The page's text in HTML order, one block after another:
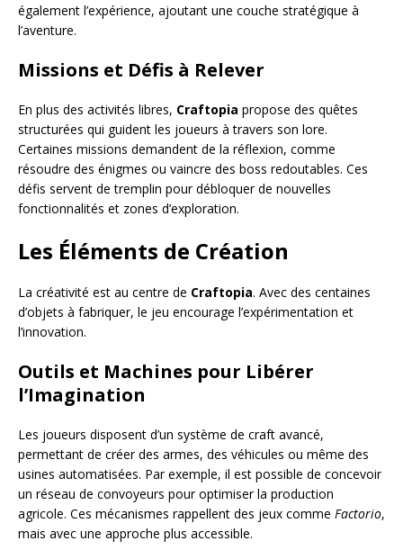
également l’expérience, ajoutant une couche stratégique à
l’aventure.
Missions et Défis à Relever
En plus des activités libres, Craftopia propose des quêtes
structurées qui guident les joueurs à travers son lore.
Certaines missions demandent de la réflexion, comme
résoudre des énigmes ou vaincre des boss redoutables. Ces
défis servent de tremplin pour débloquer de nouvelles
fonctionnalités et zones d’exploration.
Les Éléments de Création
La créativité est au centre de Craftopia. Avec des centaines
d’objets à fabriquer, le jeu encourage l’expérimentation et
l’innovation.
Outils et Machines pour Libérer
l’Imagination
Les joueurs disposent d’un système de craft avancé,
permettant de créer des armes, des véhicules ou même des
usines automatisées. Par exemple, il est possible de concevoir
un réseau de convoyeurs pour optimiser la production
agricole. Ces mécanismes rappellent des jeux comme Factorio,
mais avec une approche plus accessible.